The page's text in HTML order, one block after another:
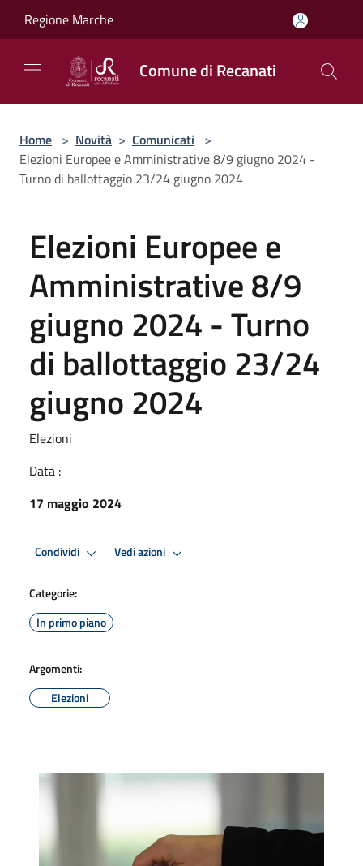
Regione Marche
Comune di Recanati
Home > Novità > Comunicati >
Elezioni Europee e Amministrative 8/9 giugno 2024 -
Turno di ballottaggio 23/24 giugno 2024
Elezioni Europee e
Amministrative 8/9
giugno 2024 - Turno
di ballottaggio 23/24
giugno 2024
Elezioni
Data :
17 maggio 2024
Condividi Vedi azioni
Categorie:
In primo piano
Argomenti:
Elezioni